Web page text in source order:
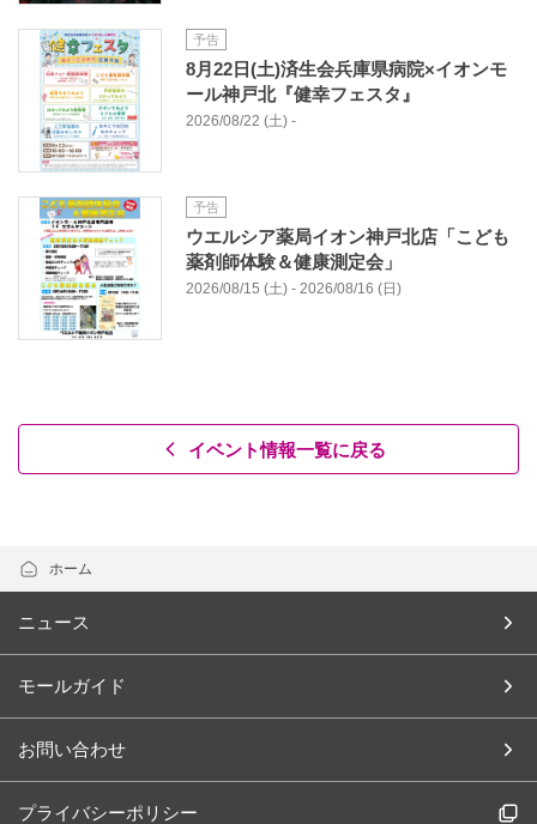
予告
8月22日(土)済生会兵庫県病院×イオンモ
ール神戸北『健幸フェスタ』
2026/08/22 (土) -
予告
ウエルシア薬局イオン神戸北店「こども
薬剤師体験＆健康測定会」
2026/08/15 (土) - 2026/08/16 (日)
イベント情報一覧に戻る
ホーム
ニュース
モールガイド
お問い合わせ
プライバシーポリシー